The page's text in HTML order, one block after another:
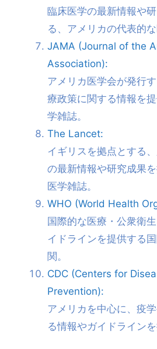
臨床医学の最新情報や
る、アメリカの代表的な
JAMA (Journal of the
Association):
アメリカ医学会が発行
療政策に関する情報を
学雑誌。
The Lancet:
イギリスを拠点とする
の最新情報や研究成果
医学雑誌。
WHO (World Health
国際的な医療・公衆衛
イドラインを提供する
関。
CDC (Centers for
Prevention):
アメリカを中心に、疫
る情報やガイドラインを